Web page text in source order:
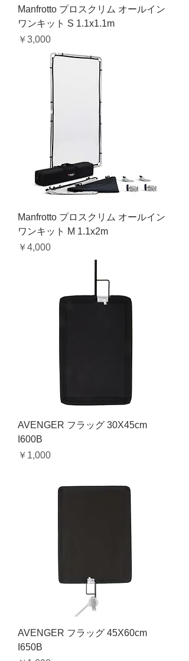
Manfrotto プロスクリム オールイン
ワンキット S 1.1x1.1m
価格
￥3,000
Manfrotto プロスクリム オールイン
ワンキット M 1.1x2m
価格
￥4,000
AVENGER フラッグ 30X45cm
I600B
価格
￥1,000
AVENGER フラッグ 45X60cm
I650B